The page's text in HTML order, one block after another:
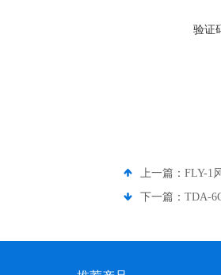
验证
上一篇： FLY-1
下一篇： TDA-